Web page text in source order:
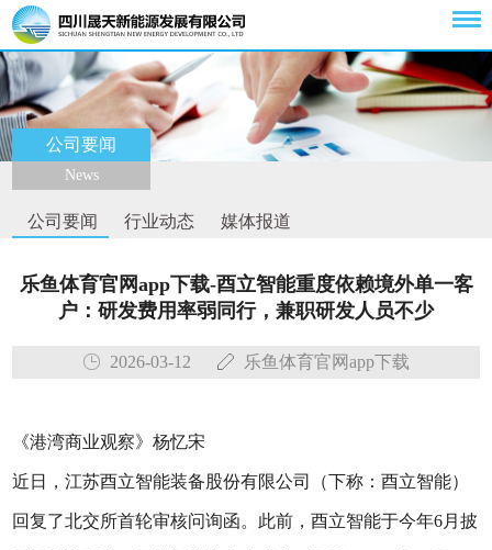
公司要闻
News
公司要闻 行业动态 媒体报道
乐鱼体育官网app下载-酉立智能重度依赖境外单一客
户：研发费用率弱同行，兼职研发人员不少
2026-03-12 乐鱼体育官网app下载
《港湾商业观察》杨忆宋
近日，江苏酉立智能装备股份有限公司（下称：酉立智能）
回复了北交所首轮审核问询函。此前，酉立智能于今年6月披